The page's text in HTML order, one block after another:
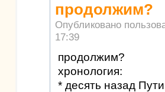
продолжим?
Опубликовано
17:39
продолжим?
хронология:
* десять назад